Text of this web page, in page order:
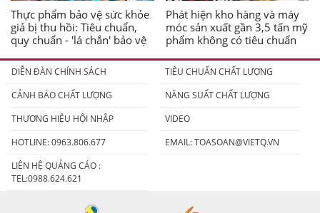
Thực phẩm bảo vệ sức khỏe
giả bị thu hồi: Tiêu chuẩn,
quy chuẩn - 'lá chắn' bảo vệ
Phát hiện kho hàng và máy
móc sản xuất gần 3,5 tấn mỹ
phẩm không có tiêu chuẩn
DIỄN ĐÀN CHÍNH SÁCH
TIÊU CHUẨN CHẤT LƯỢNG
CẢNH BÁO CHẤT LƯỢNG
NĂNG SUẤT CHẤT LƯỢNG
THƯƠNG HIỆU HỘI NHẬP
VIDEO
HOTLINE: 0963.806.677
EMAIL:TOASOAN@VIETQ.VN
LIÊN HỆ QUẢNG CÁO :
TEL:0988.624.621